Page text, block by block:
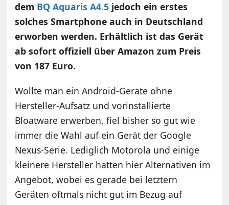
dem BQ Aquaris A4.5 jedoch ein erstes
solches Smartphone auch in Deutschland
erworben werden. Erhältlich ist das Gerät
ab sofort offiziell über Amazon zum Preis
von 187 Euro.
Wollte man ein Android-Geräte ohne
Hersteller-Aufsatz und vorinstallierte
Bloatware erwerben, fiel bisher so gut wie
immer die Wahl auf ein Gerät der Google
Nexus-Serie. Lediglich Motorola und einige
kleinere Hersteller hatten hier Alternativen im
Angebot, wobei es gerade bei letztern
Geräten oftmals nicht gut im Bezug auf